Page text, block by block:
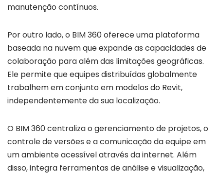
manutenção contínuos.
Por outro lado, o BIM 360 oferece uma plataforma
baseada na nuvem que expande as capacidades de
colaboração para além das limitações geográficas.
Ele permite que equipes distribuídas globalmente
trabalhem em conjunto em modelos do Revit,
independentemente da sua localização.
O BIM 360 centraliza o gerenciamento de projetos, o
controle de versões e a comunicação da equipe em
um ambiente acessível através da internet. Além
disso, integra ferramentas de análise e visualização,